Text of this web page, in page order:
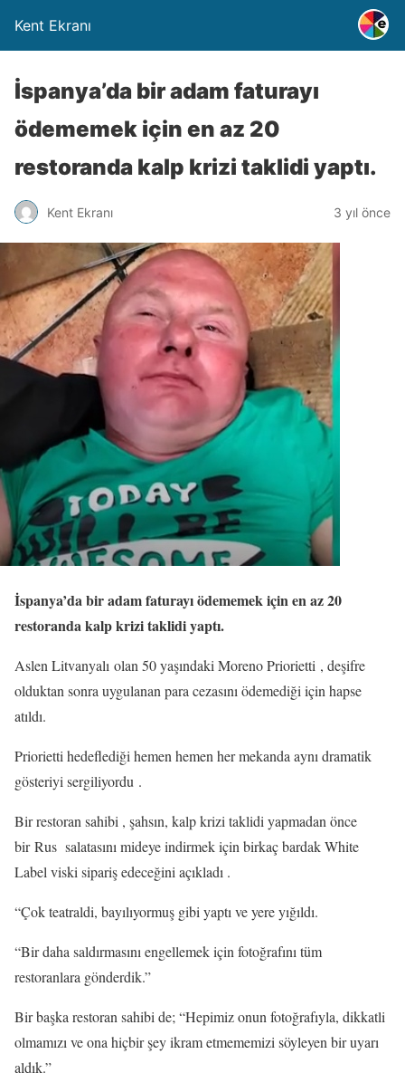
Kent Ekranı
İspanya’da bir adam faturayı
ödememek için en az 20
restoranda kalp krizi taklidi yaptı.
Kent Ekranı 3 yıl önce
İspanya’da bir adam faturayı ödememek için en az 20
restoranda kalp krizi taklidi yaptı.
Aslen Litvanyalı olan 50 yaşındaki Moreno Priorietti , deşifre
olduktan sonra uygulanan para cezasını ödemediği için hapse
atıldı.
Priorietti hedeflediği hemen hemen her mekanda aynı dramatik
gösteriyi sergiliyordu .
Bir restoran sahibi , şahsın, kalp krizi taklidi yapmadan önce
bir Rus salatasını mideye indirmek için birkaç bardak White
Label viski sipariş edeceğini açıkladı .
“Çok teatraldi, bayılıyormuş gibi yaptı ve yere yığıldı.
“Bir daha saldırmasını engellemek için fotoğrafını tüm
restoranlara gönderdik.”
Bir başka restoran sahibi de; “Hepimiz onun fotoğrafıyla, dikkatli
olmamızı ve ona hiçbir şey ikram etmememizi söyleyen bir uyarı
aldık.”